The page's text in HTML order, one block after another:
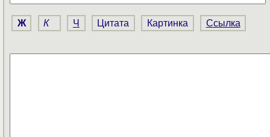
Ж К Ч Цитата Картинка Ссылка